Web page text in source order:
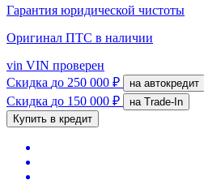
Гарантия юридической чистоты
Оригинал ПТС в наличии
vin VIN проверен
Скидка до 250 000 ₽ на автокредит
Скидка до 150 000 ₽
на Trade-In
Купить в кредит